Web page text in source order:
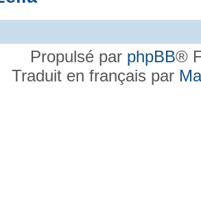
Propulsé par phpBB®
Traduit en français par